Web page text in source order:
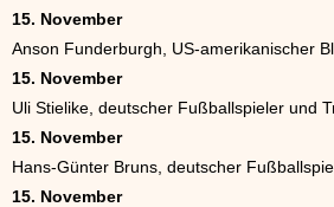
15. November
Anson Funderburgh, US-amerikanischer
15. November
Uli Stielike, deutscher Fußballspieler und
15. November
Hans-Günter Bruns, deutscher
15. November